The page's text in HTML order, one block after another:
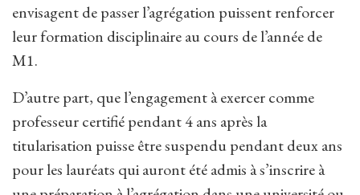
envisagent de passer l’agrégation puissent renforcer
leur formation disciplinaire au cours de l’année de
M1.
D’autre part, que l’engagement à exercer comme
professeur certifié pendant 4 ans après la
titularisation puisse être suspendu pendant deux ans
pour les lauréats qui auront été admis à s’inscrire à